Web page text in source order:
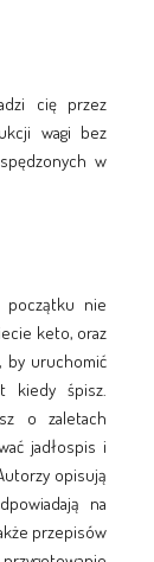
cię przez
wagi bez
w
początku nie
keto, oraz
by uruchomić
kiedy śpisz.
o zaletach
jadłospis i
opisują
na
przepisów